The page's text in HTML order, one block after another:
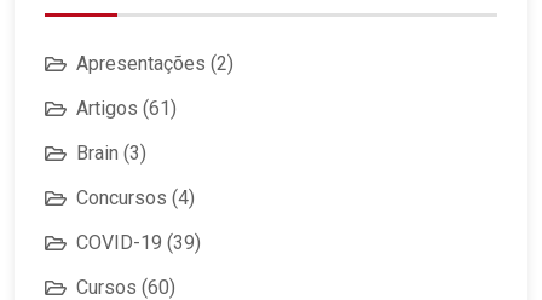
Apresentações (2)
Artigos (61)
Brain (3)
Concursos (4)
COVID-19 (39)
Cursos (60)